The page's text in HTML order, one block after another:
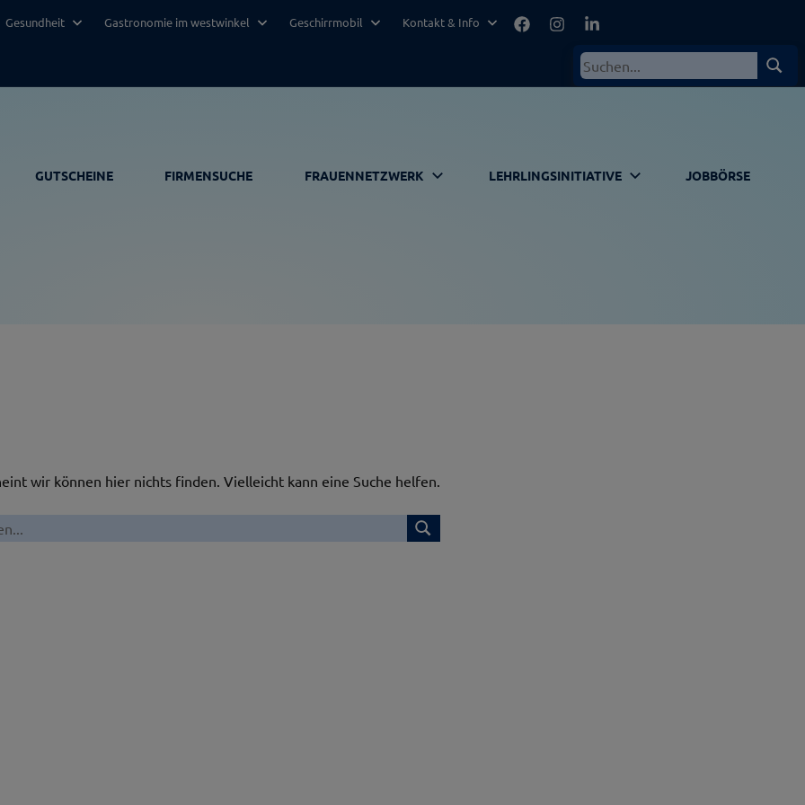
FacebookInstagramLinkedIn
Gesundheit Gastronomie im westwinkel Geschirrmobil Kontakt & Info
Suchen
GUTSCHEINE FIRMENSUCHE FRAUENNETZWERK LEHRLINGSINITIATIVE JOBBÖRSE
wir können hier nichts finden. Vielleicht kann eine Suche helfen.
Suchen